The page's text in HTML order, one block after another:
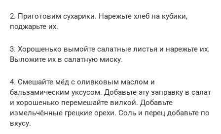
2. Приготовим сухарики. Нарежьте хлеб на кубики,
поджарьте их.
3. Хорошенько вымойте салатные листья и нарежьте их.
Выложите их в салатную миску.
4. Смешайте мёд с оливковым маслом и
бальзамическим уксусом. Добавьте эту заправку в салат
и хорошенько перемешайте вилкой. Добавьте
измельчённые грецкие орехи. Соль и перец добавьте по
вкусу.